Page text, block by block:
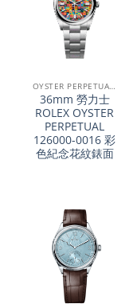
OYSTER PERPETUAL系列
36mm 勞力士
ROLEX OYSTER
PERPETUAL
126000-0016 彩
色紀念花紋錶面